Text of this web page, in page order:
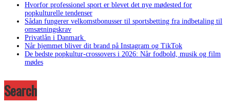
Hvorfor professionel sport er blevet det nye mødested for
popkulturelle tendenser
Sådan fungerer velkomstbonusser til sportsbetting fra indbetaling til
omsætningskrav
Privatlån i Danmark
Når hjemmet bliver dit brand på Instagram og TikTok
De bedste popkultur-crossovers i 2026: Når fodbold, musik og film
mødes
Search